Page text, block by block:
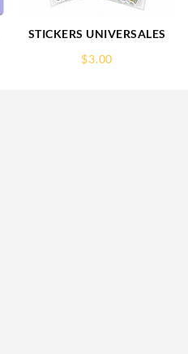
STICKERS UNIVERSALES
$3.00